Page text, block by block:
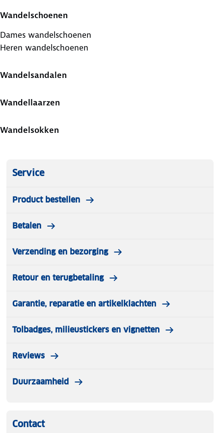
Wandelschoenen
Dames wandelschoenen
Heren wandelschoenen
Wandelsandalen
Wandellaarzen
Wandelsokken
Service
Product bestellen
Betalen
Verzending en bezorging
Retour en terugbetaling
Garantie, reparatie en artikelklachten
Tolbadges, milieustickers en vignetten
Reviews
Duurzaamheid
Contact